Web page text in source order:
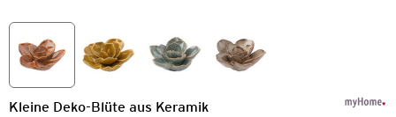
Kleine Deko-Blüte aus Keramik